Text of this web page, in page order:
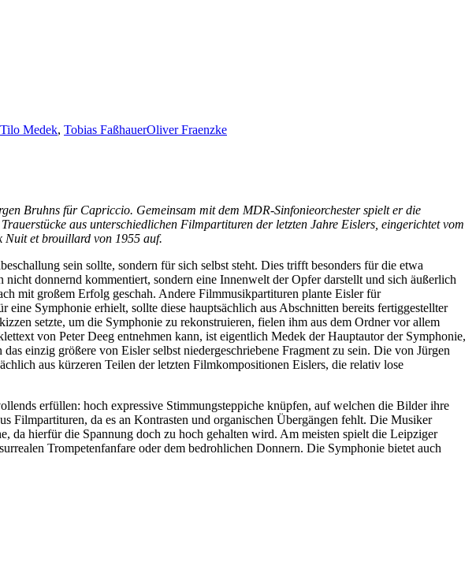
Tilo Medek, Tobias FaßhauerOliver Fraenzke
Bruhns für Capriccio. Gemeinsam mit dem MDR-Sinfonieorchester spielt er die
aus unterschiedlichen Filmpartituren der letzten Jahre Eislers, eingerichtet vom
Nuit et brouillard von 1955 auf.
sein sollte, sondern für sich selbst steht. Dies trifft besonders für die etwa
donnernd kommentiert, sondern eine Innenwelt der Opfer darstellt und sich äußerlich
mit großem Erfolg geschah. Andere Filmmusikpartituren plante Eisler für
Symphonie erhielt, sollte diese hauptsächlich aus Abschnitten bereits fertiggestellter
setzte, um die Symphonie zu rekonstruieren, fielen ihm aus dem Ordner vor allem
von Peter Deeg entnehmen kann, ist eigentlich Medek der Hauptautor der Symphonie,
einzig größere von Eisler selbst niedergeschriebene Fragment zu sein. Die von Jürgen
aus kürzeren Teilen der letzten Filmkompositionen Eislers, die relativ lose
erfüllen: hoch expressive Stimmungsteppiche knüpfen, auf welchen die Bilder ihre
Filmpartituren, da es an Kontrasten und organischen Übergängen fehlt. Die Musiker
da hierfür die Spannung doch zu hoch gehalten wird. Am meisten spielt die Leipziger
Trompetenfanfare oder dem bedrohlichen Donnern. Die Symphonie bietet auch